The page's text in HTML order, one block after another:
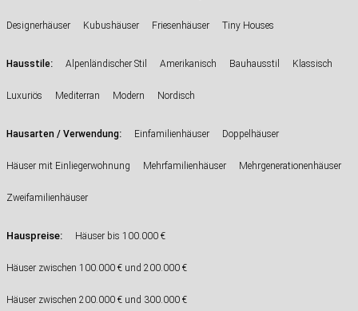
Designerhäuser Kubushäuser Friesenhäuser Tiny Houses
Hausstile: Alpenländischer Stil Amerikanisch Bauhausstil Klassisch
Luxuriös Mediterran Modern Nordisch
Hausarten / Verwendung: Einfamilienhäuser Doppelhäuser
Häuser mit Einliegerwohnung Mehrfamilienhäuser Mehrgenerationenhäuser
Zweifamilienhäuser
Hauspreise: Häuser bis 100.000 €
Häuser zwischen 100.000 € und 200.000 €
Häuser zwischen 200.000 € und 300.000 €